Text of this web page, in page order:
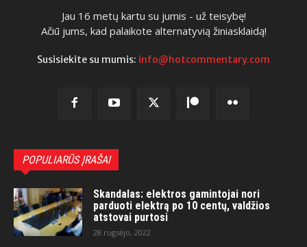
Jau 16 metų kartu su jumis - už teisybę!
Ačiū jums, kad palaikote alternatyvią žiniasklaidą!
Susisiekite su mumis: info@hotcommentary.com
POPULIARŪS ĮRAŠAI
Skandalas: elektros gamintojai nori
parduoti elektrą po 10 centų, valdžios
atstovai purtosi
28 rugsėjo, 2022